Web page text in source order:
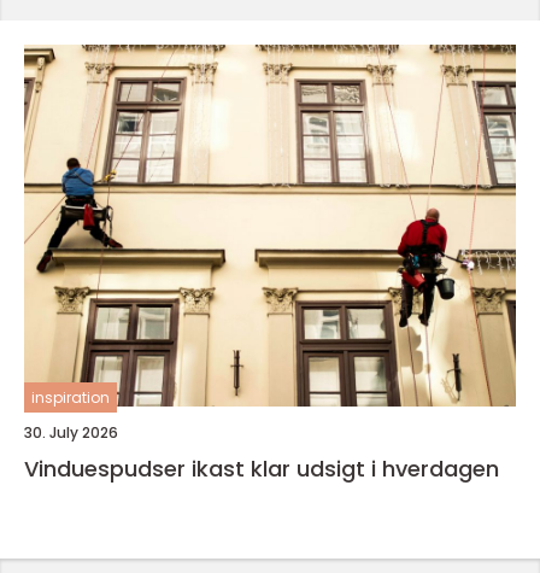
inspiration
30. July 2026
Vinduespudser ikast klar udsigt i hverdagen